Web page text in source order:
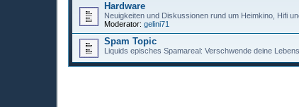
Hardware
Neuigkeiten und Diskussionen rund um Heimkino, Hifi
Moderator: gelini71
Spam Topic
Liquids episches Spamareal: Verschwende deine